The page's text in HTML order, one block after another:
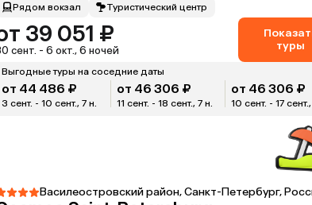
Рядом вокзал Туристический центр
39 051 ₽
сент. - 6 окт., 6 ночей
туры
Выгодные туры на соседние даты
от 44 486 ₽
3 сент. - 10 сент., 7 н.
от 46 306 ₽
11 сент. - 18 сент., 7 н.
от 46 306 ₽
10 сент. - 17 сент.,
Василеостровский район, Санкт-Петербург,